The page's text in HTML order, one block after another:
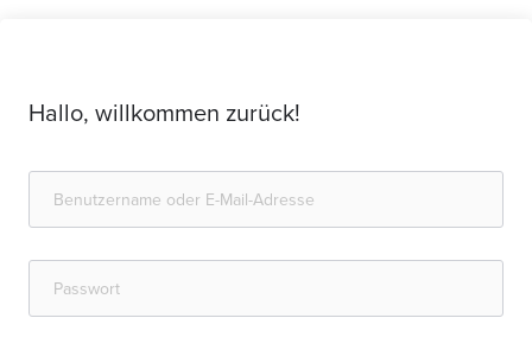
Hallo, willkommen zurück!